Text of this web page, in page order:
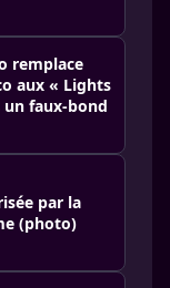
remplace
aux « Lights
faux-bond
par la
(photo)